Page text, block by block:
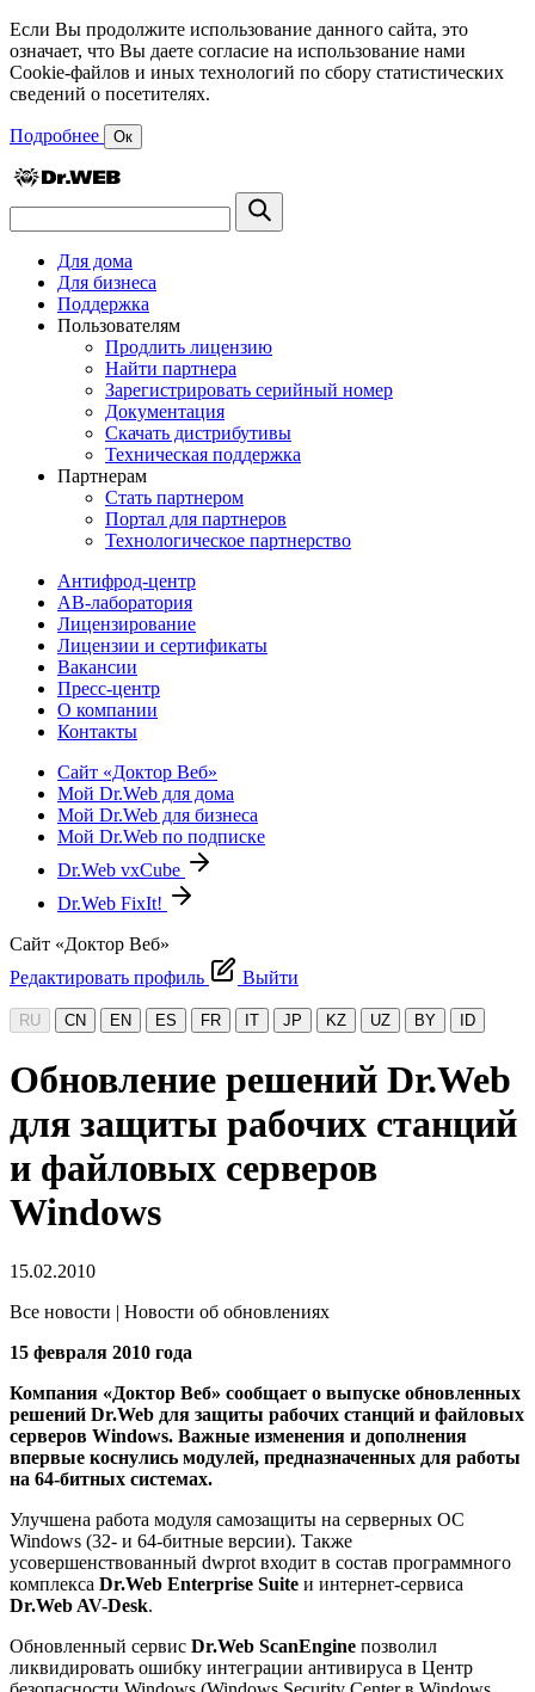
Если Вы продолжите использование данного сайта, это
означает, что Вы даете согласие на использование нами
Cookie-файлов и иных технологий по сбору статистических
сведений о посетителях.
Подробнее Ок
Для дома
Для бизнеса
Поддержка
Пользователям
Продлить лицензию
Найти партнера
Зарегистрировать серийный номер
Документация
Скачать дистрибутивы
Техническая поддержка
Партнерам
Стать партнером
Портал для партнеров
Технологическое партнерство
Антифрод-центр
АВ-лаборатория
Лицензирование
Лицензии и сертификаты
Вакансии
Пресс-центр
О компании
Контакты
Сайт «Доктор Веб»
Мой Dr.Web для дома
Мой Dr.Web для бизнеса
Мой Dr.Web по подписке
Dr.Web vxCube
Dr.Web FixIt!
Сайт «Доктор Веб»
Редактировать профиль
Выйти
RU CN EN ES FR IT JP KZ UZ BY ID
Обновление решений Dr.Web
для защиты рабочих станций
и файловых серверов
Windows
15.02.2010
Все новости | Новости об обновлениях
15 февраля 2010 года
Компания «Доктор Веб» сообщает о выпуске обновленных
решений Dr.Web для защиты рабочих станций и файловых
серверов Windows. Важные изменения и дополнения
впервые коснулись модулей, предназначенных для работы
на 64-битных системах.
Улучшена работа модуля самозащиты на серверных ОС
Windows (32- и 64-битные версии). Также
усовершенствованный dwprot входит в состав программного
комплекса Dr.Web Enterprise Suite и интернет-сервиса
Dr.Web AV-Desk.
Обновленный сервис Dr.Web ScanEngine позволил
ликвидировать ошибку интеграции антивируса в Центр